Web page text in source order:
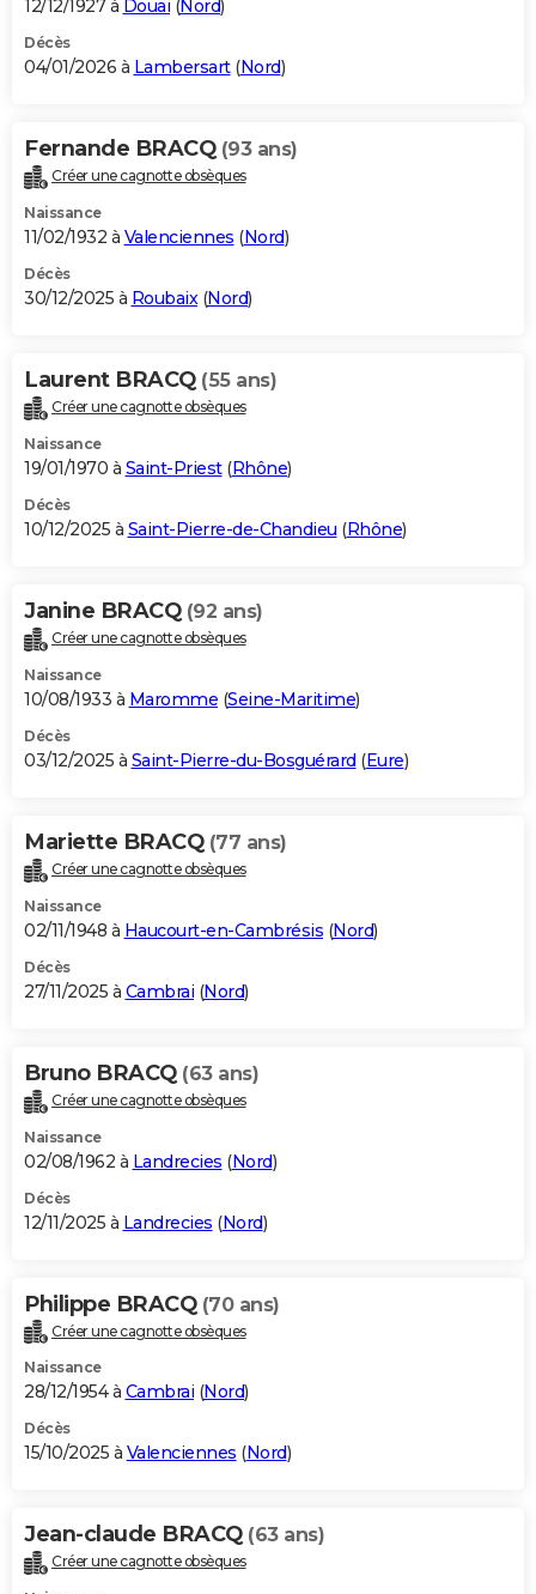
12/12/1927 à Douai (Nord)
Décès
04/01/2026 à Lambersart(Nord)
Fernande BRACQ (93 ans)
Créer une cagnotte obsèques
Naissance
11/02/1932 à Valenciennes (Nord)
Décès
30/12/2025 à Roubaix(Nord)
Laurent BRACQ (55 ans)
Créer une cagnotte obsèques
Naissance
19/01/1970 à Saint-Priest(Rhône)
Décès
10/12/2025 à Saint-Pierre-de-Chandieu (Rhône)
Janine BRACQ (92 ans)
Créer une cagnotte obsèques
Naissance
10/08/1933 à Maromme (Seine-Maritime)
Décès
03/12/2025 à Saint-Pierre-du-Bosguérard (Eure)
Mariette BRACQ (77 ans)
Créer une cagnotte obsèques
Naissance
02/11/1948 à Haucourt-en-Cambrésis (Nord)
Décès
27/11/2025 à Cambrai (Nord)
Bruno BRACQ (63 ans)
Créer une cagnotte obsèques
Naissance
02/08/1962 à Landrecies (Nord)
Décès
12/11/2025 à Landrecies (Nord)
Philippe BRACQ (70 ans)
Créer une cagnotte obsèques
Naissance
28/12/1954 à Cambrai (Nord)
Décès
15/10/2025 à Valenciennes (Nord)
Jean-claude BRACQ (63 ans)
Créer une cagnotte obsèques